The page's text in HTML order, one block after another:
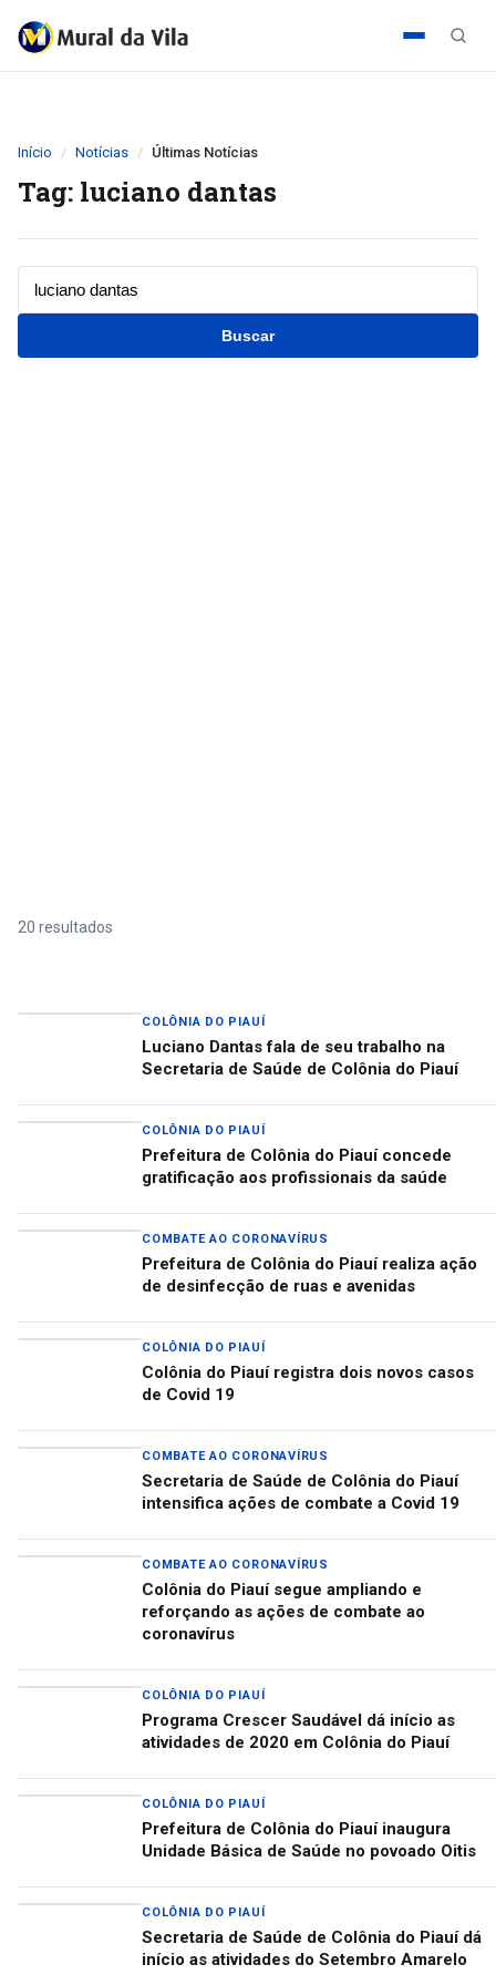
Início Notícias Últimas Notícias
Tag: luciano dantas
Buscar
20 resultados
COLÔNIA DO PIAUÍ
Luciano Dantas fala de seu trabalho na
Secretaria de Saúde de Colônia do Piauí
COLÔNIA DO PIAUÍ
Prefeitura de Colônia do Piauí concede
gratificação aos profissionais da saúde
COMBATE AO CORONAVÍRUS
Prefeitura de Colônia do Piauí realiza ação
de desinfecção de ruas e avenidas
COLÔNIA DO PIAUÍ
Colônia do Piauí registra dois novos casos
de Covid 19
COMBATE AO CORONAVÍRUS
Secretaria de Saúde de Colônia do Piauí
intensifica ações de combate a Covid 19
COMBATE AO CORONAVÍRUS
Colônia do Piauí segue ampliando e
reforçando as ações de combate ao
coronavírus
COLÔNIA DO PIAUÍ
Programa Crescer Saudável dá início as
atividades de 2020 em Colônia do Piauí
COLÔNIA DO PIAUÍ
Prefeitura de Colônia do Piauí inaugura
Unidade Básica de Saúde no povoado Oitis
COLÔNIA DO PIAUÍ
Secretaria de Saúde de Colônia do Piauí dá
início as atividades do Setembro Amarelo